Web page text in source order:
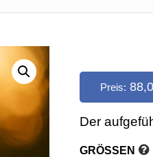
Preis:
Der
GRÖSSEN